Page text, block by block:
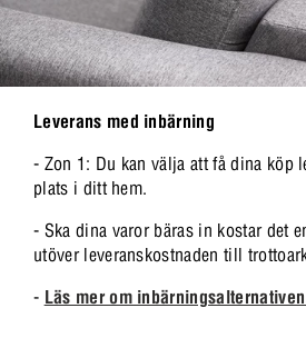
Leverans med inbärning
- Zon 1: Du kan välja att få dina köp
plats i ditt hem.
- Ska dina varor bäras in kostar det
utöver leveranskostnaden till
- Läs mer om